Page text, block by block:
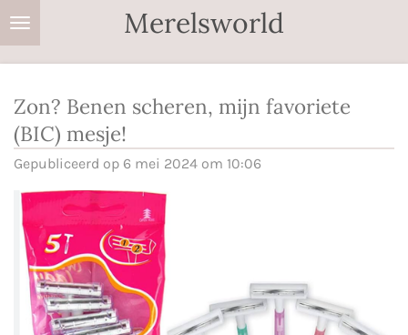
Ga
direct
hoofdinhoud
Merelsworld
Zon? Benen scheren, mijn favoriete
(BIC) mesje!
Gepubliceerd op 6 mei 2024 om 10:06